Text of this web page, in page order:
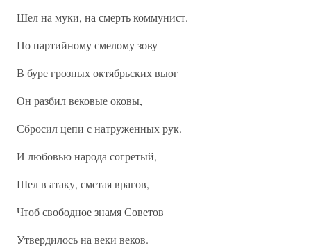
Шел на муки, на смерть коммунист.
По партийному смелому зову
В буре грозных октябрьских вьюг
Он разбил вековые оковы,
Сбросил цепи с натруженных рук.
И любовью народа согретый,
Шел в атаку, сметая врагов,
Чтоб свободное знамя Советов
Утвердилось на веки веков.